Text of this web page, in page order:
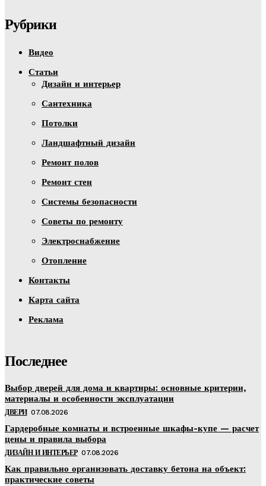
Рубрики
Видео
Статьи
Дизайн и интерьер
Сантехника
Потолки
Ландшафтный дизайн
Ремонт полов
Ремонт стен
Системы безопасности
Советы по ремонту
Электроснабжение
Отопление
Контакты
Карта сайта
Реклама
Последнее
Выбор дверей для дома и квартиры: основные критерии,
материалы и особенности эксплуатации
ДВЕРИ 07.08.2026
Гардеробные комнаты и встроенные шкафы-купе — расчет
цены и правила выбора
ДИЗАЙН И ИНТЕРЬЕР 07.08.2026
Как правильно организовать доставку бетона на объект:
практические советы